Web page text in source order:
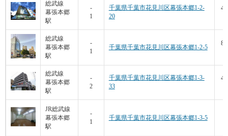
総武線
幕張本郷
駅
-
1
千葉県千葉市花見川区幕張本郷1-2-
20
総武線
幕張本郷
駅
-
1
千葉県千葉市花見川区幕張本郷1-2-5
総武線
幕張本郷
駅
-
2
千葉県千葉市花見川区幕張本郷1-3-
33
JR総武線
幕張本郷
駅
-
1
千葉県千葉市花見川区幕張本郷1-3-5